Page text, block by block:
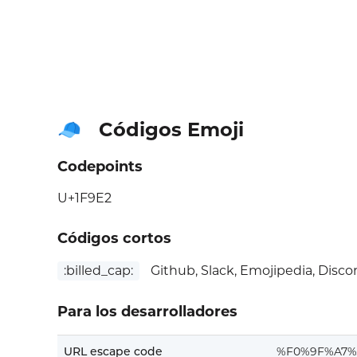
🧢 Códigos Emoji
Codepoints
U+1F9E2
Códigos cortos
:billed_cap: Github, Slack, Emojipedia,
Para los desarrolladores
URL escape code